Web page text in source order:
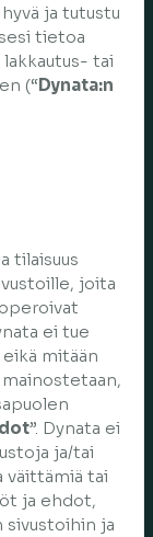
ja tutustu
tietoa
tai
(“Dynata:n
tilaisuus
joita
ei tue
mitään
”. Dynata ei
ja/tai
väittämiä tai
ja ehdot,
sivustoihin ja